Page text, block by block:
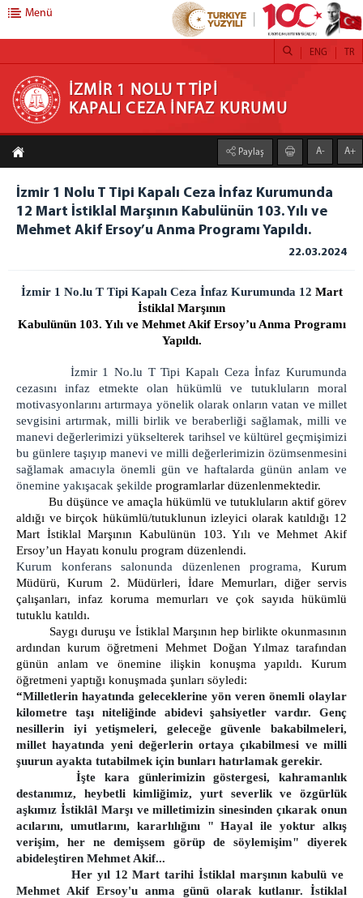
İZMİR 1 NOLU T TİPİ KAPALI CEZA İNFAZ
KURUMU
ANASAYFA
KURUMUMUZ
STOR PERDE
STOR ZEBRA PERDE ATÖLYESİ
ATÖLYE VE İŞ YURTLARI
ZİYARET BİLGİLENDİRME
ZİYARET YÖNETMELİĞİ
ZİYARET KURALLARI
Cenazeye Katılım ve Hasta Ziyareti İçin
Doldurulacak Dilekçe Örneği
KAMPÜS CİK
İZMİR AÇIK CEZA İNFAZ KURUMU
İZMİR 1 NOLU KAPALI CİK
İZMİR 2 NOLU KAPALI CİK
İZMİR 3 NOLU KAPALI CİK
İZMİR 4 NOLU KAPALI CİK
İZMİR KADIN KAPALI CİK
İZMİR ÇOCUK VE GENÇLİK KAPALI CİK
PERSONEL
ŞİFRE İŞLEMLERİ
E-imza Sifre Videolu Anlatım
Uyap Şifre Alma Video
Telefondan Uyap Şifre Değiştirme İşlemleri
GİRİŞ BAĞLANTILARI
Portal Giriş
İntranet Giriş
Uyap Giriş
Medsis Giriş
Menü
İZMİR 1 NOLU T TİPİ
KAPALI CEZA İNFAZ KURUMU
TR
ENG
Paylaş A- A+
İzmir 1 Nolu T Tipi Kapalı Ceza İnfaz Kurumunda
12 Mart İstiklal Marşının Kabulünün 103. Yılı ve
Mehmet Akif Ersoy’u Anma Programı Yapıldı.
22.03.2024
İzmir 1 No.lu T Tipi Kapalı Ceza İnfaz Kurumunda 12 Mart
İstiklal Marşının
Kabulünün 103. Yılı ve Mehmet Akif Ersoy’u Anma Programı
Yapıldı.
İzmir 1 No.lu T Tipi Kapalı Ceza İnfaz Kurumunda
cezasını infaz etmekte olan hükümlü ve tutukluların moral
motivasyonlarını artırmaya yönelik olarak onların vatan ve millet
sevgisini artırmak, milli birlik ve beraberliği sağlamak, milli ve
manevi değerlerimizi yükselterek tarihsel ve kültürel geçmişimizi
bu günlere taşıyıp manevi ve milli değerlerimizin özümsenmesini
sağlamak amacıyla önemli gün ve haftalarda günün anlam ve
önemine yakışacak şekilde programlarlar düzenlenmektedir.
Bu düşünce ve amaçla hükümlü ve tutukluların aktif görev
aldığı ve birçok hükümlü/tutuklunun izleyici olarak katıldığı 12
Mart İstiklal Marşının Kabulünün 103. Yılı ve Mehmet Akif
Ersoy’un Hayatı konulu program düzenlendi.
Kurum konferans salonunda düzenlenen programa, Kurum
Müdürü, Kurum 2. Müdürleri, İdare Memurları, diğer servis
çalışanları, infaz koruma memurları ve çok sayıda hükümlü
tutuklu katıldı.
Saygı duruşu ve İstiklal Marşının hep birlikte okunmasının
ardından kurum öğretmeni Mehmet Doğan Yılmaz tarafından
günün anlam ve önemine ilişkin konuşma yapıldı. Kurum
öğretmeni yaptığı konuşmada şunları söyledi:
“Milletlerin hayatında geleceklerine yön veren önemli olaylar
kilometre taşı niteliğinde abidevi şahsiyetler vardır. Genç
nesillerin iyi yetişmeleri, geleceğe güvenle bakabilmeleri,
millet hayatında yeni değerlerin ortaya çıkabilmesi ve milli
şuurun ayakta tutabilmek için bunları hatırlamak gerekir.
İşte kara günlerimizin göstergesi, kahramanlık
destanımız, heybetli kimliğimiz, yurt severlik ve özgürlük
aşkımız İstiklâl Marşı ve milletimizin sinesinden çıkarak onun
acılarını, umutlarını, kararlılığını " Hayal ile yoktur alkış
verişim, her ne demişsem görüp de söylemişim" diyerek
abideleştiren Mehmet Akif...
Her yıl 12 Mart tarihi İstiklal marşının kabulü ve
Mehmet Akif Ersoy'u anma günü olarak kutlanır. İstiklal